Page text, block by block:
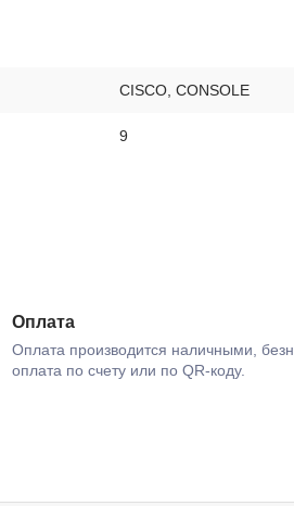
CISCO, CONSOLE
9
Оплата
Оплата производится наличными,
оплата по счету или по QR-коду.